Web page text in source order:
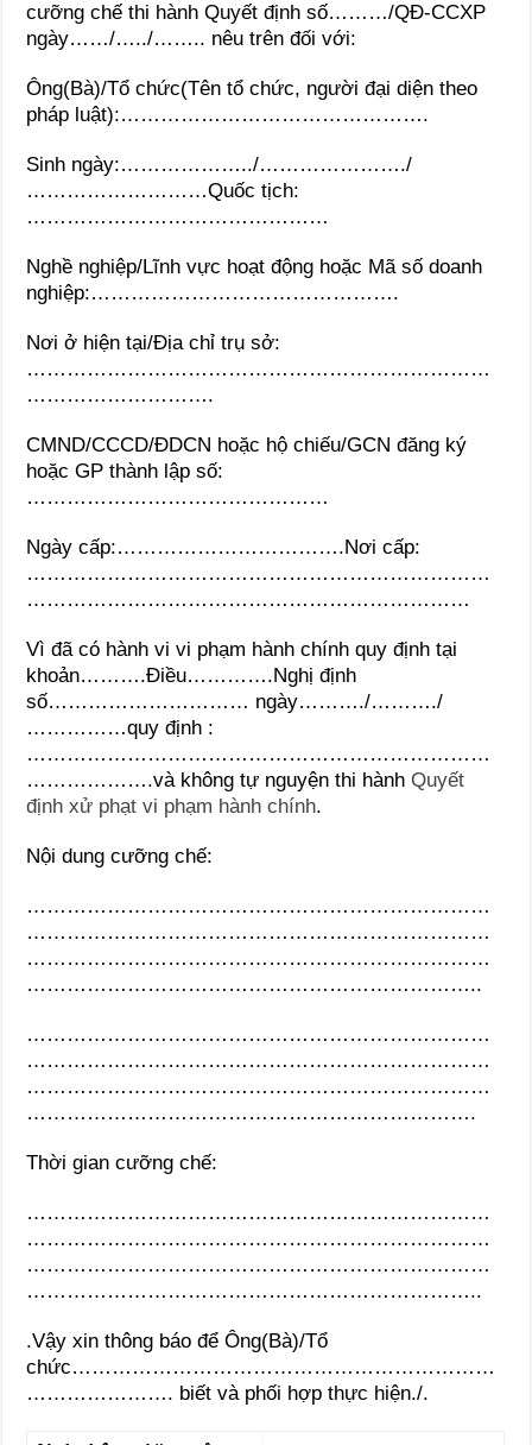
cưỡng chế thi hành Quyết định số………/QĐ-CCXP
ngày……/…../…….. nêu trên đối với:
Ông(Bà)/Tổ chức(Tên tổ chức, người đại diện theo
pháp luật):……………………………………….
Sinh ngày:………………../…………………./
………………………Quốc tịch:
………………………………………
Nghề nghiệp/Lĩnh vực hoạt động hoặc Mã số doanh
nghiệp:……………………………………….
Nơi ở hiện tại/Địa chỉ trụ sở:
……………………………………………………………
……………………….
CMND/CCCD/ĐDCN hoặc hộ chiếu/GCN đăng ký
hoặc GP thành lập số:
………………………………………
Ngày cấp:…………………………….Nơi cấp:
……………………………………………………………
…………………………………………………………
Vì đã có hành vi vi phạm hành chính quy định tại
khoản……….Điều………….Nghị định
số………………………… ngày………./………./
……………quy định :
……………………………………………………………
……………….và không tự nguyện thi hànhQuyết
định xử phạt vi phạm hành chính.
Nội dung cưỡng chế:
……………………………………………………………
……………………………………………………………
……………………………………………………………
…………………………………………………………..
……………………………………………………………
……………………………………………………………
……………………………………………………………
………………………………………………………….
Thời gian cưỡng chế:
……………………………………………………………
……………………………………………………………
……………………………………………………………
…………………………………………………………..
.Vậy xin thông báo để Ông(Bà)/Tổ
chức………………………………………………………
…………………. biết và phối hợp thực hiện./.